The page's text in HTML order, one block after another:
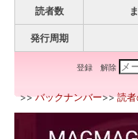
読者数
発行周期
登録 解除
>>バックナンバー>>読